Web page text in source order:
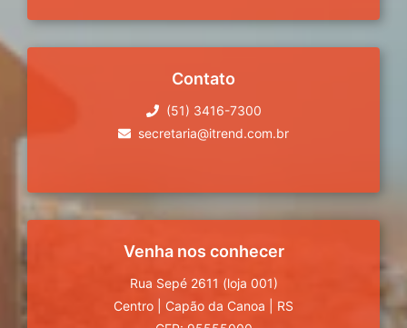
Contato
(51) 3416-7300
secretaria@itrend.com.br
Venha nos conhecer
Rua Sepé 2611 (loja 001)
Centro
Capão da Canoa
RS